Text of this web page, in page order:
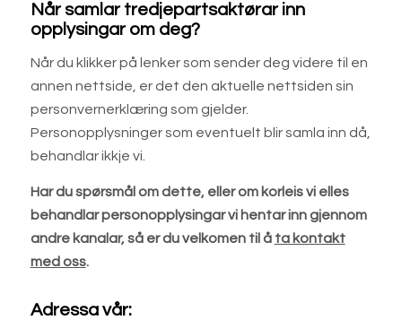
Når samlar tredjepartsaktørar inn
opplysingar om deg?
Når du klikker på lenker som sender deg videre til en
annen nettside, er det den aktuelle nettsiden sin
personvernerklæring som gjelder.
Personopplysninger som eventuelt blir samla inn då,
behandlar ikkje vi.
Har du spørsmål om dette, eller om korleis vi elles
behandlar personopplysingar vi hentar inn gjennom
andre kanalar, så er du velkomen til å ta kontakt
med oss.
Adressa vår: